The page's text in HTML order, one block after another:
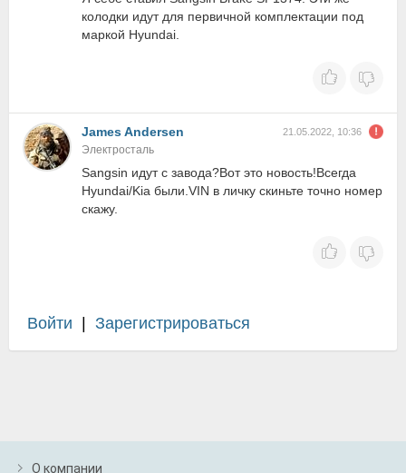
колодки идут для первичной комплектации под
маркой Hyundai.
James Andersen 21.05.2022, 10:36
Электросталь
Sangsin идут с завода?Вот это новость!Всегда
Hyundai/Kia были.VIN в личку скиньте точно номер
скажу.
Войти Зарегистрироваться
О компании